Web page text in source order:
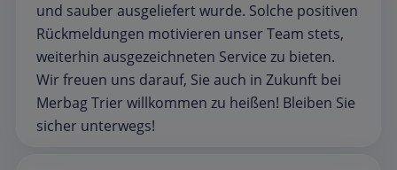
und sauber ausgeliefert wurde. Solche positiven
Rückmeldungen motivieren unser Team stets,
weiterhin ausgezeichneten Service zu bieten.
Wir freuen uns darauf, Sie auch in Zukunft bei
Merbag Trier willkommen zu heißen! Bleiben Sie
sicher unterwegs!